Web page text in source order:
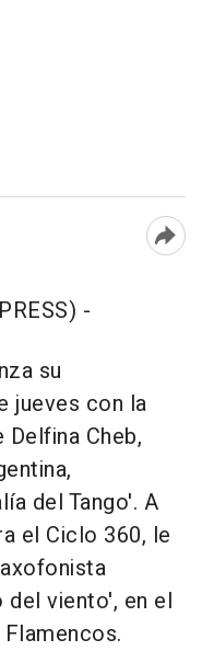
-
su
jueves con la
Cheb,
del Tango'. A
el Ciclo 360, le
del viento', en el